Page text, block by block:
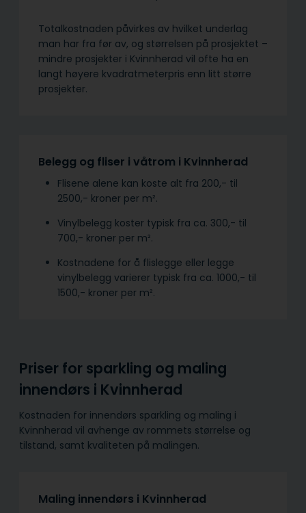
Totalkostnaden påvirkes av hvilket underlag
man har fra før av, og størrelsen på prosjektet –
mindre prosjekter i Kvinnherad vil ofte ha en
langt høyere kvadratmeterpris enn litt større
prosjekter.
Belegg og fliser i våtrom i Kvinnherad
Flisene alene kan koste alt fra 200,- til
2500,- kroner per m².
Vinylbelegg koster typisk fra ca. 300,- til
700,- kroner per m².
Kostnadene for å flislegge eller legge
vinylbelegg varierer typisk fra ca. 1000,- til
1500,- kroner per m².
Priser for sparkling og maling
innendørs i Kvinnherad
Kostnaden for innendørs sparkling og maling i
Kvinnherad vil avhenge av rommets størrelse og
tilstand, samt kvaliteten på malingen.
Maling innendørs i Kvinnherad